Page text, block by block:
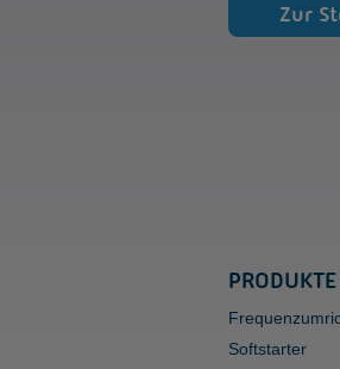
Zur
PRODUKTE
Softstarter